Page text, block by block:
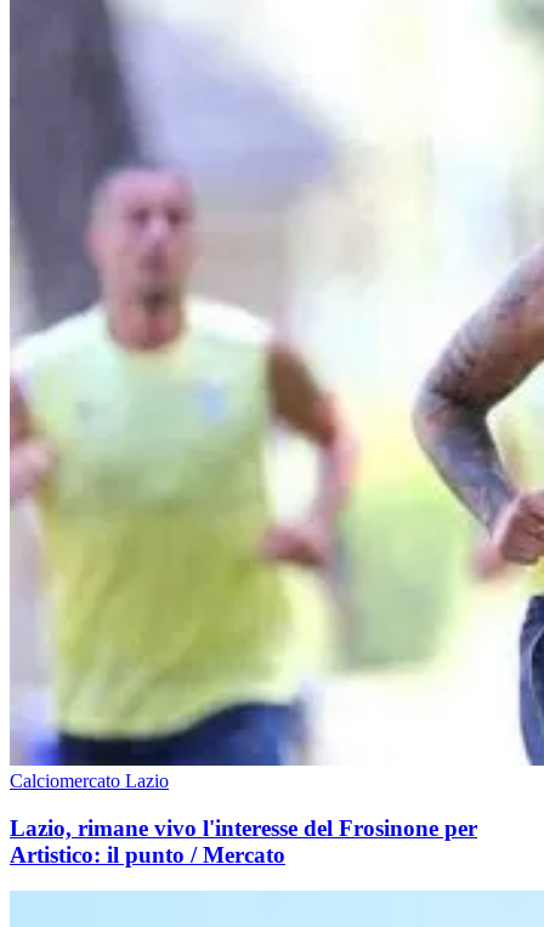
Calciomercato Lazio
Lazio, rimane vivo l'interesse del Frosinone per
Artistico: il punto / Mercato